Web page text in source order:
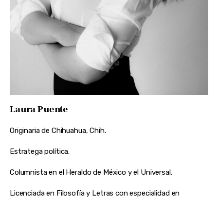
Laura Puente
Originaria de Chihuahua, Chih.
Estratega política.
Columnista en el Heraldo de México y el Universal.
Licenciada en Filosofía y Letras con especialidad en